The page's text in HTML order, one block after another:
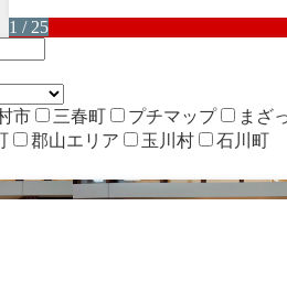
1 / 25
市 三春町 プチマップ まざ
郡山エリア 玉川村 石川町